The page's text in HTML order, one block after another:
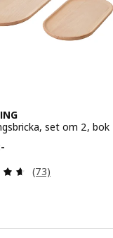
Totalt antal
set om 2, bok
Recensera:
(73)